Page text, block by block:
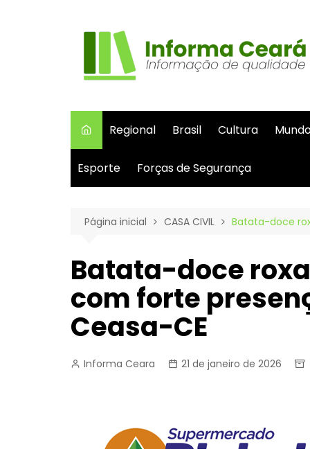
Regional Brasil Cultura
Esporte Forças de Segurança
Página inicial CASA CIVIL Batata-doce
Batata-doce
com forte
Ceasa-CE
Informa Ceara 21 de janeiro de 2026